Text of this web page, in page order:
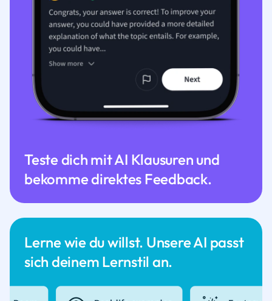
Lerne wie du willst. Unsere AI passt
sich deinem Lernstil an.
Teste dich mit AI Klausuren und
bekomme direktes Feedback.